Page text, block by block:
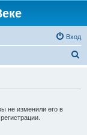
Вход
не изменили его в